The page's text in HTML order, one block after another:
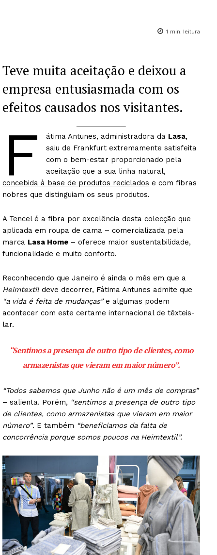
1 min. leitura
Teve muita aceitação e deixou a
empresa entusiasmada com os
efeitos causados nos visitantes.
F átima Antunes, administradora da Lasa,
saiu de Frankfurt extremamente satisfeita
com o bem-estar proporcionado pela
aceitação que a sua linha natural,
concebida à base de produtos reciclados e com fibras
nobres que distinguiam os seus produtos.
A Tencel é a fibra por excelência desta colecção que
aplicada em roupa de cama – comercializada pela
marca Lasa Home – oferece maior sustentabilidade,
funcionalidade e muito conforto.
Reconhecendo que Janeiro é ainda o mês em que a
Heimtextildeve decorrer, Fátima Antunes admite que
“a vida é feita de mudanças”e algumas podem
acontecer com este certame internacional de têxteis-
lar.
“Sentimos a presença de outro tipo de clientes, como
armazenistas que vieram em maior número”.
“Todos sabemos que Junho não é um mês de compras”
– salienta. Porém, “sentimos a presença de outro tipo
de clientes, como armazenistas que vieram em maior
número”. E também “beneficiamos da falta de
concorrência porque somos poucos na Heimtextil”.